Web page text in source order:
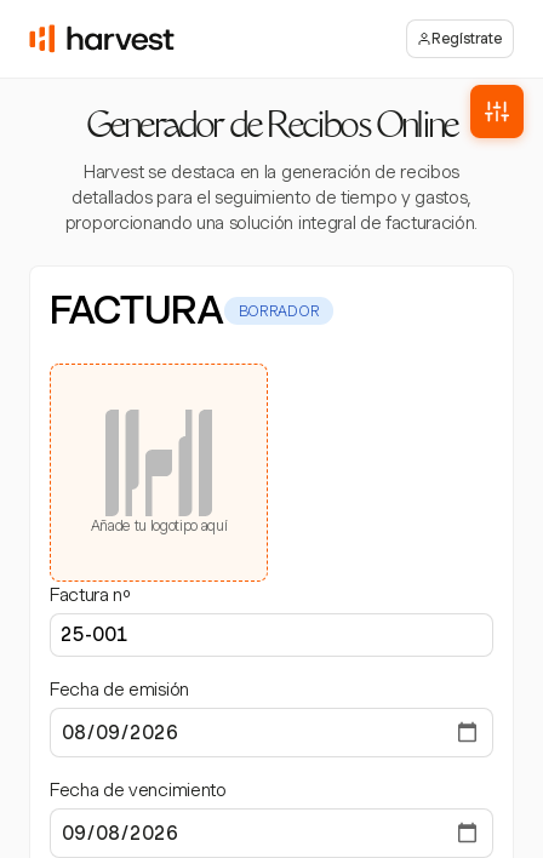
Regístrate
Generador de Recibos Online
Harvest se destaca en la generación de recibos
detallados para el seguimiento de tiempo y gastos,
proporcionando una solución integral de facturación.
FACTURA BORRADOR
Añade tu logotipo aquí
Factura nº
Fecha de emisión
Fecha de vencimiento